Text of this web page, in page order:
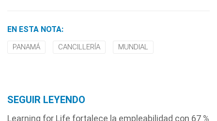
EN ESTA NOTA:
PANAMÁ CANCILLERÍA MUNDIAL
SEGUIR LEYENDO
Learning for Life fortalece la empleabilidad con 67 %